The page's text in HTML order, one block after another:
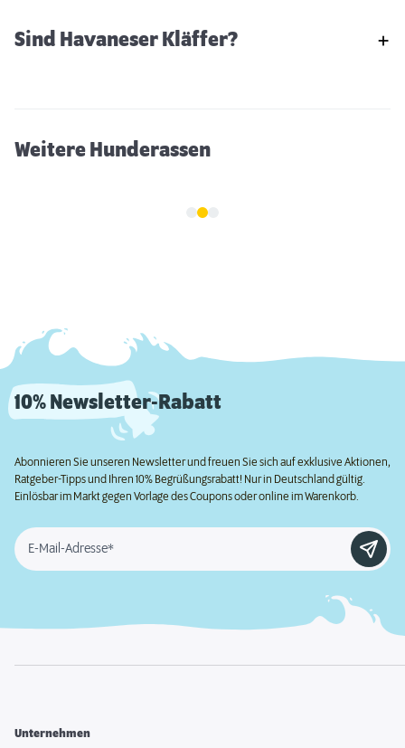
Sind Havaneser Kläffer?
Weitere Hunderassen
Rhodesian Ridgeback
10% Newsletter-Rabatt
Abonnieren Sie unseren Newsletter und freuen Sie sich auf exklusive Aktionen,
Ratgeber-Tipps und Ihren 10% Begrüßungsrabatt! Nur in Deutschland gültig.
Einlösbar im Markt gegen Vorlage des Coupons oder online im Warenkorb.
E-Mail-Adresse*
Unternehmen